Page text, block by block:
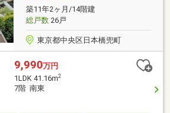
ダイヤル ： ０１２０－８９－１０４０
築11年2ヶ月/14階建
総戸数26戸
東京都中央区日本橋兜町
9,990万円
1LDK 41.16m2
7階 南東